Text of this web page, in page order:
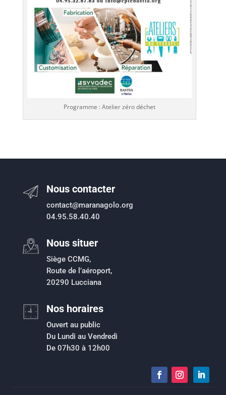
Programme : Atelier zéro déchet
Nous contacter
contact@maranagolo.org
04.95.58.40.40
Nous situer
Siège CCMG,
Route de l’aéroport,
20290 Lucciana
Nos horaires
Ouvert au public
Du Lundi au Vendredi
De 07h30 à 12h00